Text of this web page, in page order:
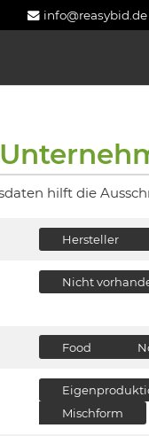
info@reasybid.de
hilft die
Hersteller
Nicht
Food
Mischform